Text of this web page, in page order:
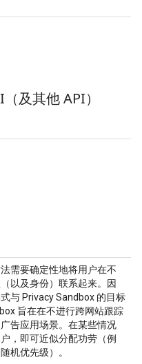
及其他 API）
需要确定性地将用户在不
以及身份）联系起来。因
与 Privacy Sandbox 的目标
旨在在不进行跨网站跟踪
告应用场景。在某些情况
，即可近似分配功劳（例
机优先级）。